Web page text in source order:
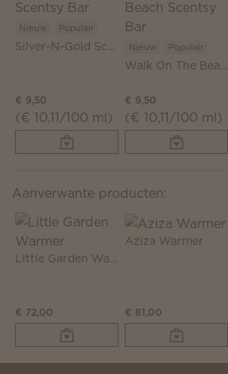
Nieuw Populair
Silver-N-Gold Scentsy Bar
€ 9,50
(€ 10,11/100 ml)
Nieuw Populair
Walk On The Beach Scentsy Bar
€ 9,50
(€ 10,11/100 ml)
Aanverwante producten:
Little Garden Warmer
€ 72,00
Aziza Warmer
€ 81,00